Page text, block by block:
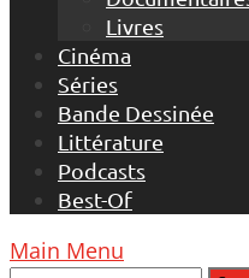
Livres
Cinéma
Séries
Bande Dessinée
Littérature
Podcasts
Best-Of
Main Menu